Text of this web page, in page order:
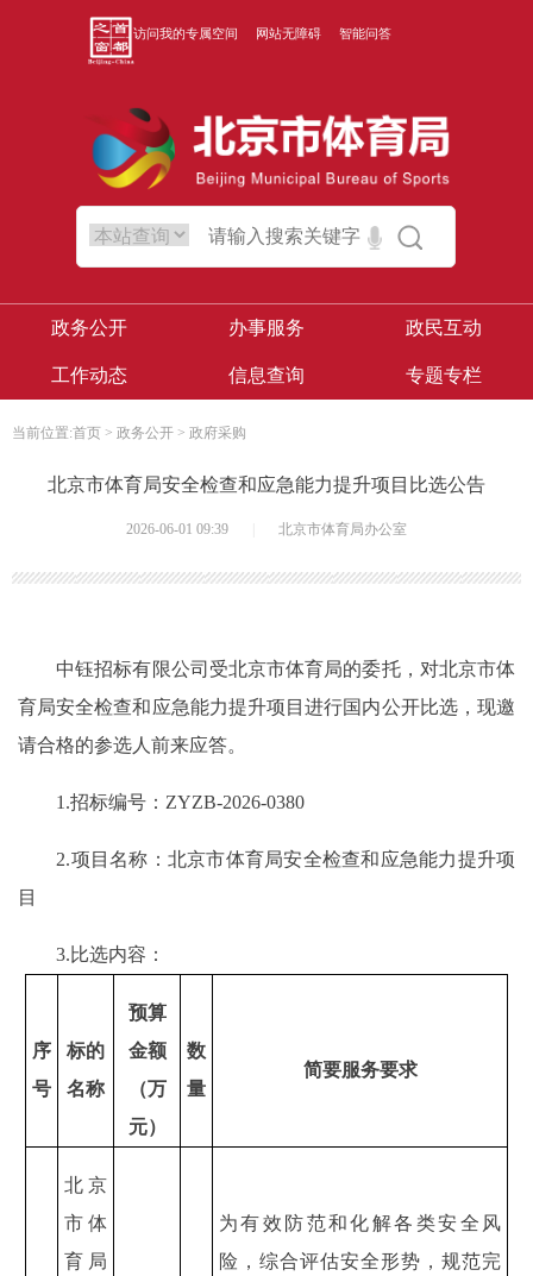
访问我的专属空间 网站无障碍 智能问答
政务公开 办事服务 政民互动
工作动态 信息查询 专题专栏
当前位置:首页 > 政务公开 > 政府采购
北京市体育局安全检查和应急能力提升项目比选公告
2026-06-01 09:39 北京市体育局办公室
中钰招标有限公司受北京市体育局的委托，对北京市体
育局安全检查和应急能力提升项目进行国内公开比选，现邀
请合格的参选人前来应答。
1.招标编号：ZYZB-2026-0380
2.项目名称：北京市体育局安全检查和应急能力提升项
目
3.比选内容：
序
号
标的
名称
预算
金额
（万
元）
数
量
简要服务要求
北京
市体
育局
为有效防范和化解各类安全风
险，综合评估安全形势，规范完